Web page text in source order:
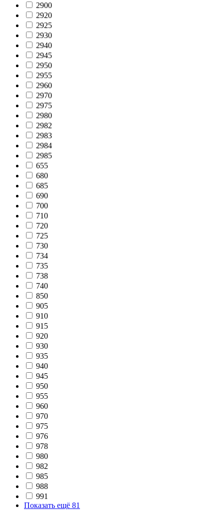
2900
2920
2925
2930
2940
2945
2950
2955
2960
2970
2975
2980
2982
2983
2984
2985
655
680
685
690
700
710
720
725
730
734
735
738
740
850
905
910
915
920
930
935
940
945
950
955
960
970
975
976
978
980
982
985
988
991
Показать ещё 81